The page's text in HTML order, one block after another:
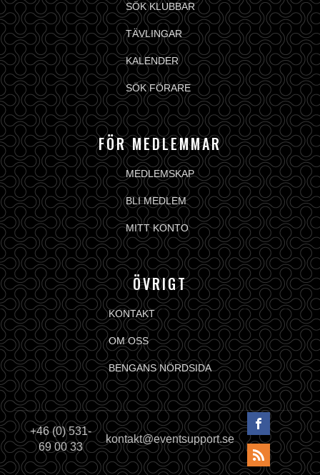
SÖK KLUBBAR
TÄVLINGAR
KALENDER
SÖK FÖRARE
FÖR MEDLEMMAR
MEDLEMSKAP
BLI MEDLEM
MITT KONTO
ÖVRIGT
KONTAKT
OM OSS
BENGANS NÖRDSIDA
+46 (0) 531-
69 00 33
kontakt@eventsupport.se